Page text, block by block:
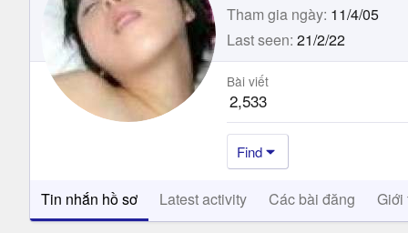
Tham gia ngày 11/4/05
Last seen 21/2/22
Bài viết
2,533
Find
Tin nhắn hồ sơ Latest activity Các bài đăng Giới